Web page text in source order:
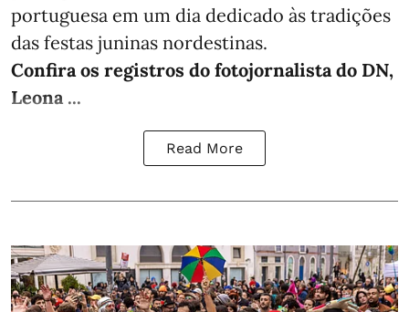
portuguesa em um dia dedicado às tradições
das festas juninas nordestinas.
Confira os registros do fotojornalista do DN,
Leona ...
Read More